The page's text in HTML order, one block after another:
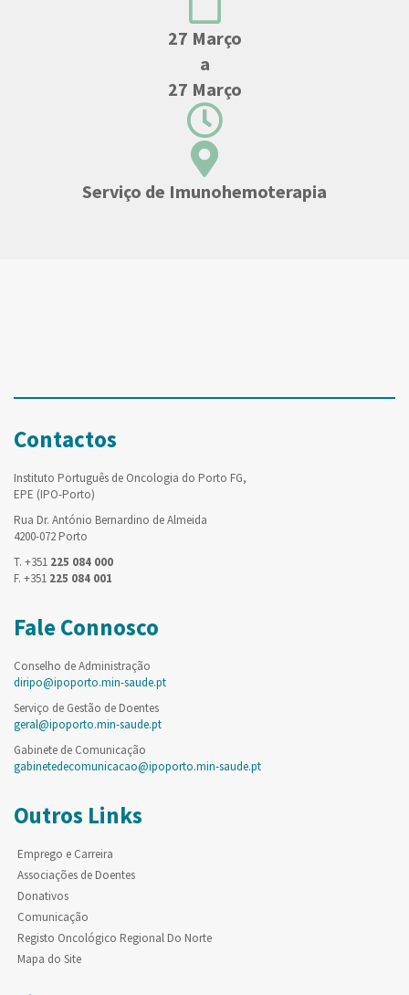
27 Março
a
27 Março
Serviço de Imunohemoterapia
Contactos
Instituto Português de Oncologia do Porto FG,
EPE (IPO-Porto)
Rua Dr. António Bernardino de Almeida
4200-072 Porto
T. +351 225 084 000
F. +351 225 084 001
Fale Connosco
Conselho de Administração
diripo@ipoporto.min-saude.pt
Serviço de Gestão de Doentes
geral@ipoporto.min-saude.pt
Gabinete de Comunicação
gabinetedecomunicacao@ipoporto.min-saude.pt
Outros Links
Emprego e Carreira
Associações de Doentes
Donativos
Comunicação
Registo Oncológico Regional Do Norte
Mapa do Site